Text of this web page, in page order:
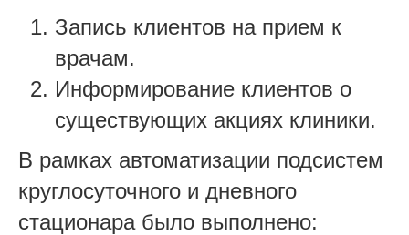
Запись клиентов на прием к
врачам.
Информирование клиентов о
существующих акциях клиники.
В рамках автоматизации подсистем
круглосуточного и дневного
стационара было выполнено: